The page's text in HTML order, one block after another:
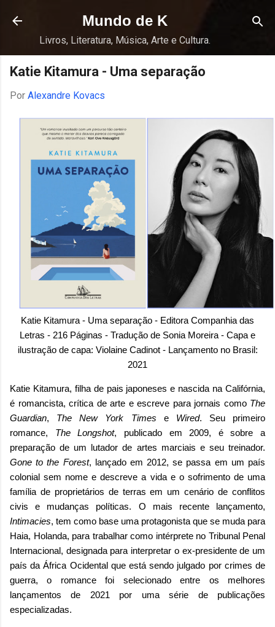
Pular para o conteúdo principal
Mundo de K
Livros, Literatura, Música, Arte e Cultura.
Katie Kitamura - Uma separação
Por Alexandre Kovacs
Katie Kitamura - Uma separação - Editora Companhia das
Letras - 216 Páginas - Tradução de Sonia Moreira - Capa e
ilustração de capa: Violaine Cadinot - Lançamento no Brasil:
2021
Katie Kitamura, filha de pais japoneses e nascida na Califórnia,
é romancista, crítica de arte e escreve para jornais como The
Guardian, The New York Times e Wired. Seu primeiro
romance, The Longshot, publicado em 2009, é sobre a
preparação de um lutador de artes marciais e seu treinador.
Gone to the Forest, lançado em 2012, se passa em um país
colonial sem nome e descreve a vida e o sofrimento de uma
família de proprietários de terras em um cenário de conflitos
civis e mudanças políticas. O mais recente lançamento,
Intimacies, tem como base uma protagonista que se muda para
Haia, Holanda, para trabalhar como intérprete no Tribunal Penal
Internacional, designada para interpretar o ex-presidente de um
país da África Ocidental que está sendo julgado por crimes de
guerra, o romance foi selecionado entre os melhores
lançamentos de 2021 por uma série de publicações
especializadas.